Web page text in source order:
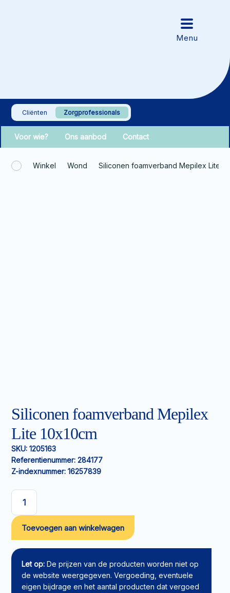
Cliënten Zorgprofessionals
Voor wie? Ons aanbod Contact
Winkel Wond Siliconen foamverband Mepilex Lite
Siliconen foamverband Mepilex
Lite 10x10cm
SKU: 1205163
Referentienummer: 284177
Z-indexnummer: 16257839
Siliconen
foamverband
Mepilex
Lite
10x10cm
aantal
Toevoegen aan winkelwagen
Let op: De prijzen van de producten worden niet op
de website weergegeven. Vergoeding, eventuele
eigen bijdrage en het aantal producten dat vergoed